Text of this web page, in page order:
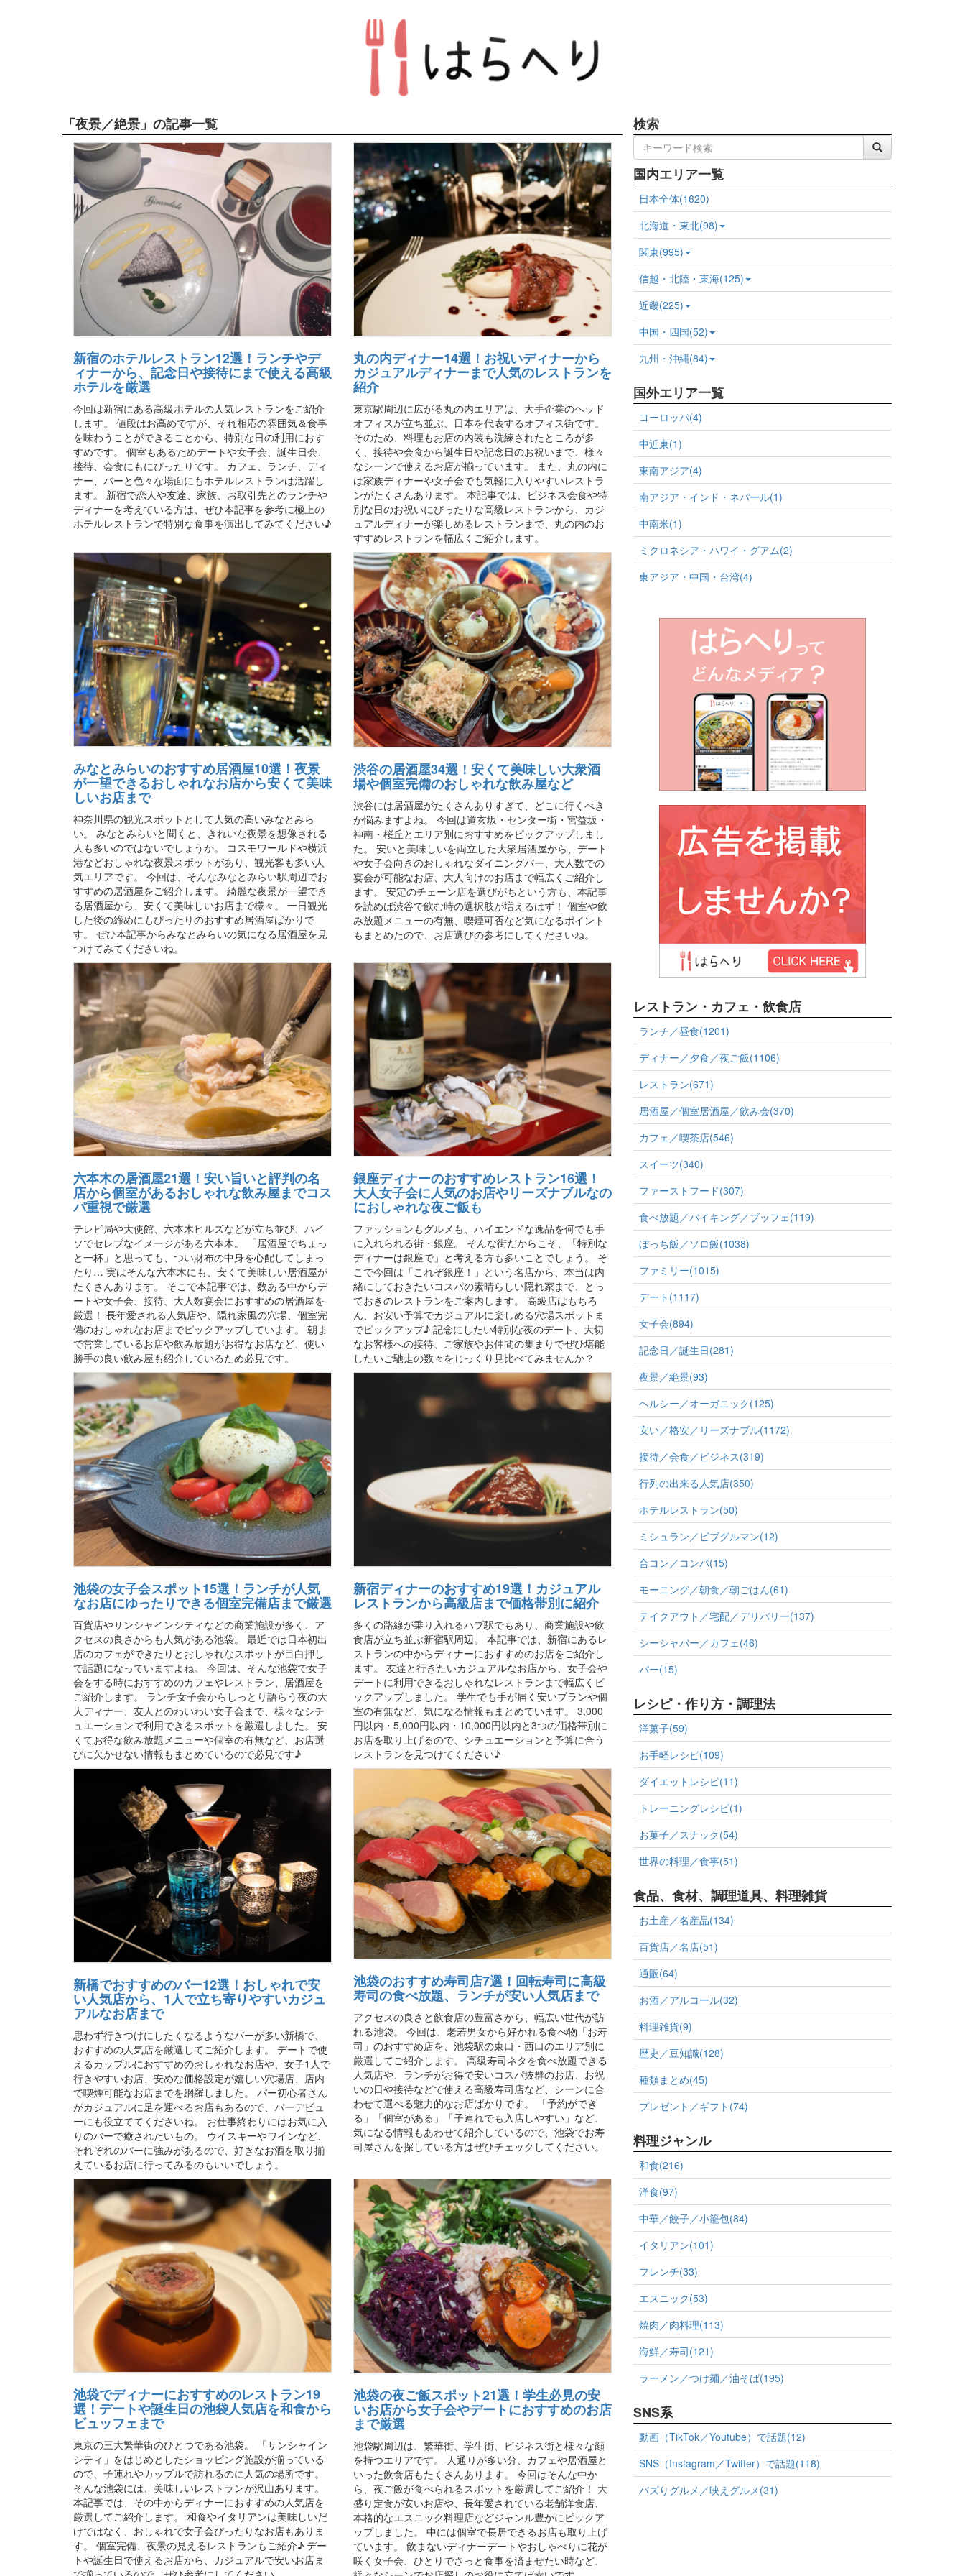
「夜景／絶景」の記事一覧
新宿のホテルレストラン12選！ランチやデ
ィナーから、記念日や接待にまで使える高級
ホテルを厳選
今回は新宿にある高級ホテルの人気レストランをご紹介
します。 値段はお高めですが、それ相応の雰囲気＆食事
を味わうことができることから、特別な日の利用におす
すめです。 個室もあるためデートや女子会、誕生日会、
接待、会食にもにぴったりです。 カフェ、ランチ、ディ
ナー、バーと色々な場面にもホテルレストランは活躍し
ます。 新宿で恋人や友達、家族、お取引先とのランチや
ディナーを考えている方は、ぜひ本記事を参考に極上の
ホテルレストランで特別な食事を演出してみてください♪
丸の内ディナー14選！お祝いディナーから
カジュアルディナーまで人気のレストランを
紹介
東京駅周辺に広がる丸の内エリアは、大手企業のヘッド
オフィスが立ち並ぶ、日本を代表するオフィス街です。
そのため、料理もお店の内装も洗練されたところが多
く、接待や会食から誕生日や記念日のお祝いまで、様々
なシーンで使えるお店が揃っています。 また、丸の内に
は家族ディナーや女子会でも気軽に入りやすいレストラ
ンがたくさんあります。 本記事では、ビジネス会食や特
別な日のお祝いにぴったりな高級レストランから、カジ
ュアルディナーが楽しめるレストランまで、丸の内のお
すすめレストランを幅広くご紹介します。
みなとみらいのおすすめ居酒屋10選！夜景
が一望できるおしゃれなお店から安くて美味
しいお店まで
神奈川県の観光スポットとして人気の高いみなとみら
い。 みなとみらいと聞くと、きれいな夜景を想像される
人も多いのではないでしょうか。 コスモワールドや横浜
港などおしゃれな夜景スポットがあり、観光客も多い人
気エリアです。 今回は、そんなみなとみらい駅周辺でお
すすめの居酒屋をご紹介します。 綺麗な夜景が一望でき
る居酒屋から、安くて美味しいお店まで様々。 一日観光
した後の締めにもぴったりのおすすめ居酒屋ばかりで
す。 ぜひ本記事からみなとみらいの気になる居酒屋を見
つけてみてくださいね。
渋谷の居酒屋34選！安くて美味しい大衆酒
場や個室完備のおしゃれな飲み屋など
渋谷には居酒屋がたくさんありすぎて、どこに行くべき
か悩みますよね。 今回は道玄坂・センター街・宮益坂・
神南・桜丘とエリア別におすすめをピックアップしまし
た。 安いと美味しいを両立した大衆居酒屋から、デート
や女子会向きのおしゃれなダイニングバー、大人数での
宴会が可能なお店、大人向けのお店まで幅広くご紹介し
ます。 安定のチェーン店を選びがちという方も、本記事
を読めば渋谷で飲む時の選択肢が増えるはず！ 個室や飲
み放題メニューの有無、喫煙可否など気になるポイント
もまとめたので、お店選びの参考にしてくださいね。
六本木の居酒屋21選！安い旨いと評判の名
店から個室があるおしゃれな飲み屋までコス
パ重視で厳選
テレビ局や大使館、六本木ヒルズなどが立ち並び、ハイ
ソでセレブなイメージがある六本木。 「居酒屋でちょっ
と一杯」と思っても、つい財布の中身を心配してしまっ
たり… 実はそんな六本木にも、安くて美味しい居酒屋が
たくさんあります。 そこで本記事では、数ある中からデ
ートや女子会、接待、大人数宴会におすすめの居酒屋を
厳選！ 長年愛される人気店や、隠れ家風の穴場、個室完
備のおしゃれなお店までピックアップしています。 朝ま
で営業しているお店や飲み放題がお得なお店など、使い
勝手の良い飲み屋も紹介しているため必見です。
銀座ディナーのおすすめレストラン16選！
大人女子会に人気のお店やリーズナブルなの
におしゃれな夜ご飯も
ファッションもグルメも、ハイエンドな逸品を何でも手
に入れられる街・銀座。 そんな街だからこそ、「特別な
ディナーは銀座で」と考える方も多いことでしょう。 そ
こで今回は「これぞ銀座！」という名店から、本当は内
緒にしておきたいコスパの素晴らしい隠れ家まで、とっ
ておきのレストランをご案内します。 高級店はもちろ
ん、お安い予算でカジュアルに楽しめる穴場スポットま
でピックアップ♪ 記念にしたい特別な夜のデート、大切
なお客様への接待、ご家族やお仲間の集まりでぜひ堪能
したいご馳走の数々をじっくり見比べてみませんか？
池袋の女子会スポット15選！ランチが人気
なお店にゆったりできる個室完備店まで厳選
百貨店やサンシャインシティなどの商業施設が多く、ア
クセスの良さからも人気がある池袋。 最近では日本初出
店のカフェができたりとおしゃれなスポットが目白押し
で話題になっていますよね。 今回は、そんな池袋で女子
会をする時におすすめのカフェやレストラン、居酒屋を
ご紹介します。 ランチ女子会からしっとり語らう夜の大
人ディナー、友人とのわいわい女子会まで、様々なシチ
ュエーションで利用できるスポットを厳選しました。 安
くてお得な飲み放題メニューや個室の有無など、お店選
びに欠かせない情報もまとめているので必見です♪
新宿ディナーのおすすめ19選！カジュアル
レストランから高級店まで価格帯別に紹介
多くの路線が乗り入れるハブ駅でもあり、商業施設や飲
食店が立ち並ぶ新宿駅周辺。 本記事では、新宿にあるレ
ストランの中からディナーにおすすめのお店をご紹介し
ます。 友達と行きたいカジュアルなお店から、女子会や
デートに利用できるおしゃれなレストランまで幅広くピ
ックアップしました。 学生でも手が届く安いプランや個
室の有無など、気になる情報もまとめています。 3,000
円以内・5,000円以内・10,000円以内と3つの価格帯別に
お店を取り上げるので、シチュエーションと予算に合う
レストランを見つけてください♪
新橋でおすすめのバー12選！おしゃれで安
い人気店から、1人で立ち寄りやすいカジュ
アルなお店まで
思わず行きつけにしたくなるようなバーが多い新橋で、
おすすめの人気店を厳選してご紹介します。 デートで使
えるカップルにおすすめのおしゃれなお店や、女子1人で
行きやすいお店、安めな価格設定が嬉しい穴場店、店内
で喫煙可能なお店までを網羅しました。 バー初心者さん
がカジュアルに足を運べるお店もあるので、バーデビュ
ーにも役立ててくださいね。 お仕事終わりにはお気に入
りのバーで癒されたいもの。 ウイスキーやワインなど、
それぞれのバーに強みがあるので、好きなお酒を取り揃
えているお店に行ってみるのもいいでしょう。
池袋のおすすめ寿司店7選！回転寿司に高級
寿司の食べ放題、ランチが安い人気店まで
アクセスの良さと飲食店の豊富さから、幅広い世代が訪
れる池袋。 今回は、老若男女から好かれる食べ物「お寿
司」のおすすめ店を、池袋駅の東口・西口のエリア別に
厳選してご紹介します。 高級寿司ネタを食べ放題できる
人気店や、ランチがお得で安いコスパ抜群のお店、お祝
いの日や接待などで使える高級寿司店など、シーンに合
わせて選べる魅力的なお店ばかりです。 「予約ができ
る」「個室がある」「子連れでも入店しやすい」など、
気になる情報もあわせて紹介しているので、池袋でお寿
司屋さんを探している方はぜひチェックしてください。
池袋でディナーにおすすめのレストラン19
選！デートや誕生日の池袋人気店を和食から
ビュッフェまで
東京の三大繁華街のひとつである池袋。 「サンシャイン
シティ」をはじめとしたショッピング施設が揃っている
ので、子連れやカップルで訪れるのに人気の場所です。
そんな池袋には、美味しいレストランが沢山あります。
本記事では、その中からディナーにおすすめの人気店を
厳選してご紹介します。 和食やイタリアンは美味しいだ
けではなく、おしゃれで女子会ぴったりなお店もありま
す。 個室完備、夜景の見えるレストランもご紹介♪ デー
トや誕生日で使えるお店から、カジュアルで安いお店ま
池袋の夜ご飯スポット21選！学生必見の安
いお店から女子会やデートにおすすめのお店
まで厳選
池袋駅周辺は、繁華街、学生街、ビジネス街と様々な顔
を持つエリアです。 人通りが多い分、カフェや居酒屋と
いった飲食店もたくさんあります。 今回はそんな中か
ら、夜ご飯が食べられるスポットを厳選してご紹介！ 大
盛り定食が安いお店や、長年愛されている老舗洋食店、
本格的なエスニック料理店などジャンル豊かにピックア
ップしました。 中には個室で長居できるお店も取り上げ
ています。 飲まないディナーデートやおしゃべりに花が
咲く女子会、ひとりでさっと食事を済ませたい時など、
検索
国内エリア一覧
日本全体(1620)
北海道・東北(98)
関東(995)
信越・北陸・東海(125)
近畿(225)
中国・四国(52)
九州・沖縄(84)
国外エリア一覧
ヨーロッパ(4)
中近東(1)
東南アジア(4)
南アジア・インド・ネパール(1)
中南米(1)
ミクロネシア・ハワイ・グアム(2)
東アジア・中国・台湾(4)
レストラン・カフェ・飲食店
ランチ／昼食(1201)
ディナー／夕食／夜ご飯(1106)
レストラン(671)
居酒屋／個室居酒屋／飲み会(370)
カフェ／喫茶店(546)
スイーツ(340)
ファーストフード(307)
食べ放題／バイキング／ブッフェ(119)
ぼっち飯／ソロ飯(1038)
ファミリー(1015)
デート(1117)
女子会(894)
記念日／誕生日(281)
夜景／絶景(93)
ヘルシー／オーガニック(125)
安い／格安／リーズナブル(1172)
接待／会食／ビジネス(319)
行列の出来る人気店(350)
ホテルレストラン(50)
ミシュラン／ビブグルマン(12)
合コン／コンパ(15)
モーニング／朝食／朝ごはん(61)
テイクアウト／宅配／デリバリー(137)
シーシャバー／カフェ(46)
バー(15)
レシピ・作り方・調理法
洋菓子(59)
お手軽レシピ(109)
ダイエットレシピ(11)
トレーニングレシピ(1)
お菓子／スナック(54)
世界の料理／食事(51)
食品、食材、調理道具、料理雑貨
お土産／名産品(134)
百貨店／名店(51)
通販(64)
お酒／アルコール(32)
料理雑貨(9)
歴史／豆知識(128)
種類まとめ(45)
プレゼント／ギフト(74)
料理ジャンル
和食(216)
洋食(97)
中華／餃子／小籠包(84)
イタリアン(101)
フレンチ(33)
エスニック(53)
焼肉／肉料理(113)
海鮮／寿司(121)
ラーメン／つけ麺／油そば(195)
SNS系
動画（TikTok／Youtube）で話題(12)
SNS（Instagram／Twitter）で話題(118)
バズりグルメ／映えグルメ(31)